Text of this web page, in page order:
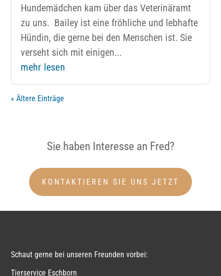
Hundemädchen kam über das Veterinäramt
zu uns. Bailey ist eine fröhliche und lebhafte
Hündin, die gerne bei den Menschen ist. Sie
verseht sich mit einigen...
mehr lesen
« Ältere Einträge
Sie haben Interesse an Fred?
KONTAKTIEREN SIE UNS JETZT
Schaut gerne bei unseren Freunden vorbei:
Tierservice Eschborn